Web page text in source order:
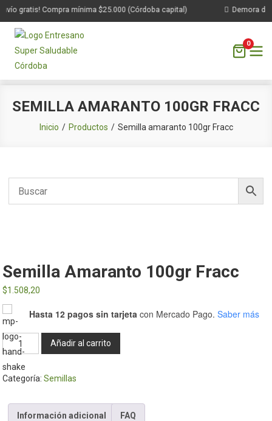
gratis! Compra mínima $25.000 (Córdoba capital) Demora de
0
SEMILLA AMARANTO 100GR FRACC
Inicio Productos Semilla amaranto 100gr Fracc
Semilla Amaranto 100gr Fracc
$1.508,20
Hasta 12 pagos sin tarjeta con Mercado Pago. Saber más
Semilla
amaranto
100gr
Fracc
Añadir al carrito
Categoría:Semillas
Información adicional FAQ